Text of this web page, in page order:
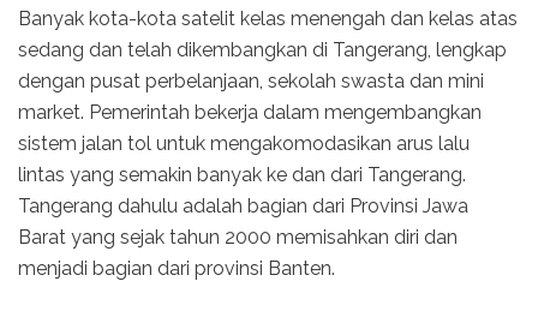
Banyak kota-kota satelit kelas menengah dan kelas atas
sedang dan telah dikembangkan di Tangerang, lengkap
dengan pusat perbelanjaan, sekolah swasta dan mini
market. Pemerintah bekerja dalam mengembangkan
sistem jalan tol untuk mengakomodasikan arus lalu
lintas yang semakin banyak ke dan dari Tangerang.
Tangerang dahulu adalah bagian dari Provinsi Jawa
Barat yang sejak tahun 2000 memisahkan diri dan
menjadi bagian dari provinsi Banten.